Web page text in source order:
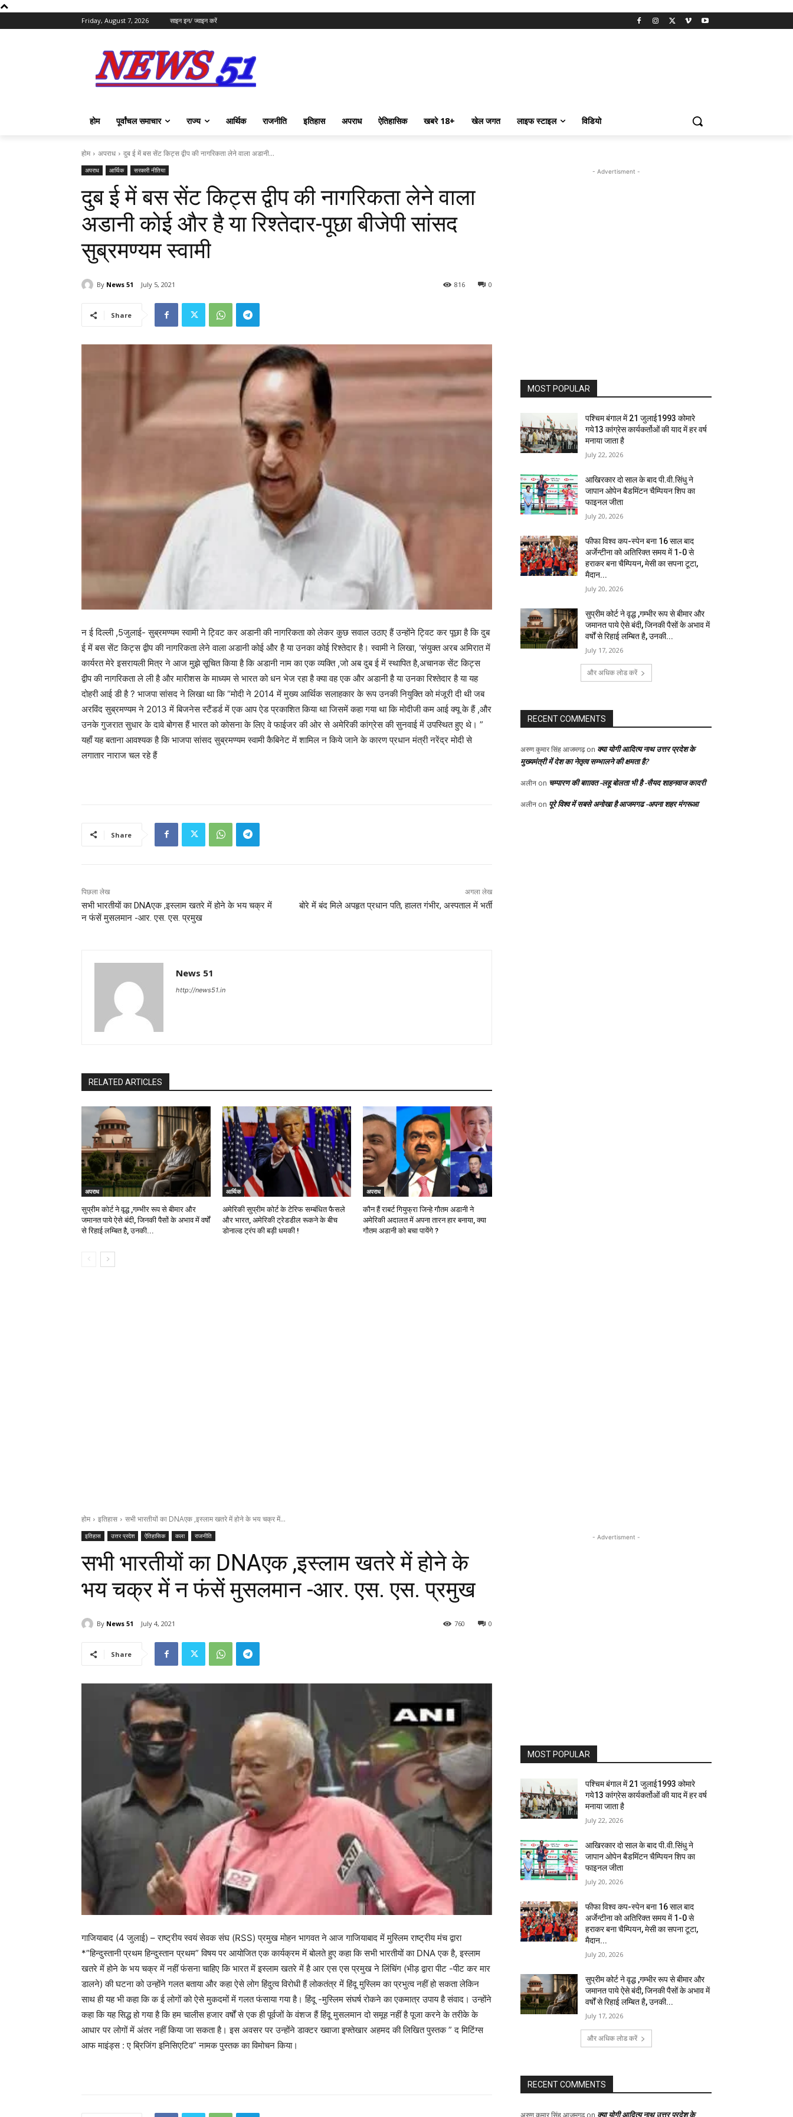
Friday, August 7, 2026 साइन इन/ ज्वाइन करें
होम पूर्वांचल समाचार राज्य आर्थिक राजनीति इतिहास अपराध ऐतिहासिक खबरे 18+ खेल जगत लाइफ स्टाइल विडियो
होम अपराध दुब ई में बस सेंट किट्स द्वीप की नागरिकता लेने वाला अडानी...
अपराध आर्थिक सरकारी नीतिया
दुब ई में बस सेंट किट्स द्वीप की नागरिकता लेने वाला
अडानी कोई और है या रिश्तेदार-पूछा बीजेपी सांसद
सुब्रमण्यम स्वामी
By News 51 July 5, 2021 0
816
Share
न ई दिल्ली ,5जुलाई- सुब्रमण्यम स्वामी ने ट्विट कर अडानी की नागरिकता को लेकर कुछ सवाल उठाए हैं उन्होंने ट्विट कर पूछा है कि दुब
ई में बस सेंट किट्स द्वीप की नागरिकता लेने वाला अडानी कोई और है या उनका कोई रिश्तेदार है। स्वामी ने लिखा, ‘संयुक्त अरब अमिरात में
कार्यरत मेरे इसरायली मित्र ने आज मुझे सूचित किया है कि अडानी नाम का एक व्यक्ति ,जो अब दुब ई में स्थापित है,अचानक सेंट किट्स
द्वीप की नागरिकता ले ली है और मारीशस के माध्यम से भारत को धन भेज रहा है क्या वह एक और अडानी है या उनका रिश्तेदार है या यह
दोहरी आई डी है ? भाजपा सांसद ने लिखा था कि “मोदी ने 2014 में मुख्य आर्थिक सलाहकार के रूप उनकी नियुक्ति को मंजूरी दी थी जब
अरविंद सुब्रमण्यम ने 2013 में बिजनेस स्टैंडर्ड में एक आप ऐड प्रकाशित किया था जिसमें कहा गया था कि मोदीजी कम आई क्यू के हैं ,और
उनके गुजरात सुधार के दावे बोगस हैं भारत को कोसना के लिए वे फाईजर की ओर से अमेरिकी कांग्रेस की सुनवाई में उपस्थित हुए थे। ”
यहाँ यह बताना आवश्यक है कि भाजपा सांसद सुब्रमण्यम स्वामी कैबिनेट में शामिल न किये जाने के कारण प्रधान मंत्री नरेंद्र मोदी से
लगातार नाराज चल रहे हैं
Share
पिछला लेख
सभी भारतीयों का DNAएक ,इस्लाम खतरे में होने के भय चक्र में
न फंसें मुसलमान -आर. एस. एस. प्रमुख
अगला लेख
बोरे में बंद मिले अपहृत प्रधान पति, हालत गंभीर, अस्पताल में भर्ती
News 51
http://news51.in
RELATED ARTICLES
अपराध
सुप्रीम कोर्ट ने वृद्ध ,गम्भीर रूप से बीमार और
जमानत पाये ऐसे बंदी, जिनकी पैसों के अभाव में वर्षों
से रिहाई लम्बित है, उनकी...
आर्थिक
अमेरिकी सुप्रीम कोर्ट के टेरिफ सम्बंधित फैसले
और भारत, अमेरिकी ट्रेडडील रूकने के बीच
डोनाल्ड ट्रंप की बड़ी धमकी !
अपराध
कौन हैं राबर्ट गियुफ्रा जिन्हे गौतम अडानी ने
अमेरिकी अदालत में अपना तारन हार बनाया, क्या
गौतम अडानी को बचा पायेंगे ?
- Advertisment -
MOST POPULAR
पश्चिम बंगाल में 21 जुलाई1993 कोमारे
गये13 कांग्रेस कार्यकर्तोओं की याद में हर वर्ष
मनाया जाता है
July 22, 2026
आखिरकार दो साल के बाद पी.वी.सिंधु ने
जापान ओपेन बैडमिंटन चैम्पियन शिप का
फाइनल जीता
July 20, 2026
फीफा विश्व कप-स्पेन बना 16 साल बाद
अर्जेन्टीना को अतिरिक्त समय में 1-0 से
हराकर बना चैम्पियन, मेसी का सपना टूटा,
मैदान...
July 20, 2026
सुप्रीम कोर्ट ने वृद्ध ,गम्भीर रूप से बीमार और
जमानत पाये ऐसे बंदी, जिनकी पैसों के अभाव में
वर्षों से रिहाई लम्बित है, उनकी...
July 17, 2026
और अधिक लोड करें
RECENT COMMENTS
अरुण कुमार सिंह आजमगढ़on क्या योगी आदित्य नाथ उत्तर प्रदेश के
मुख्यमंत्री में देश का नेतृत्व सम्भालने की क्षमता है?
अलीन on चम्पारण की बग़ावत -लहू बोलता भी है -सैयद शाहनवाज कादरी
अलीन on पूरे विश्व में सबसे अनोखा है आजमगढ -अपना शहर मंगरूआ